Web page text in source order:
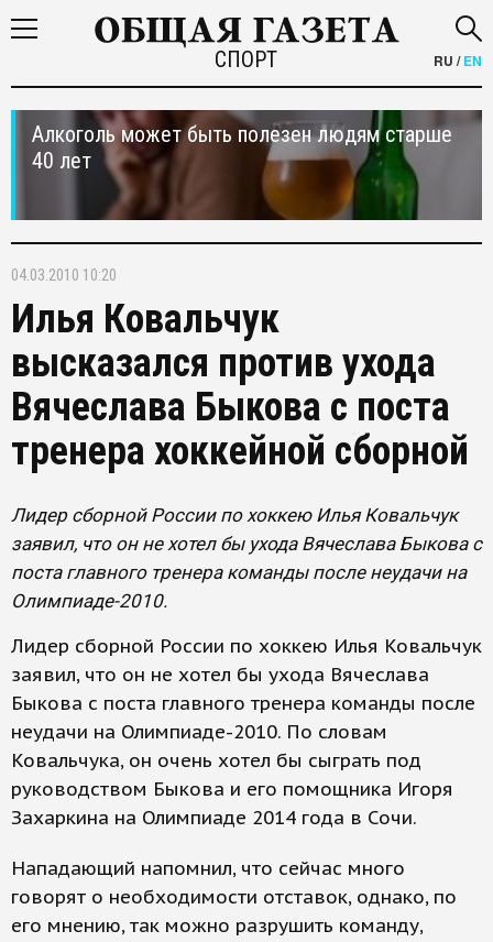
СПОРТ RU /EN
Алкоголь может быть полезен людям старше
40 лет
04.03.2010 10:20
Илья Ковальчук
высказался против ухода
Вячеслава Быкова с поста
тренера хоккейной сборной
Лидер сборной России по хоккею Илья Ковальчук
заявил, что он не хотел бы ухода Вячеслава Быкова с
поста главного тренера команды после неудачи на
Олимпиаде-2010.
Лидер сборной России по хоккею Илья Ковальчук
заявил, что он не хотел бы ухода Вячеслава
Быкова с поста главного тренера команды после
неудачи на Олимпиаде-2010. По словам
Ковальчука, он очень хотел бы сыграть под
руководством Быкова и его помощника Игоря
Захаркина на Олимпиаде 2014 года в Сочи.
Нападающий напомнил, что сейчас много
говорят о необходимости отставок, однако, по
его мнению, так можно разрушить команду,